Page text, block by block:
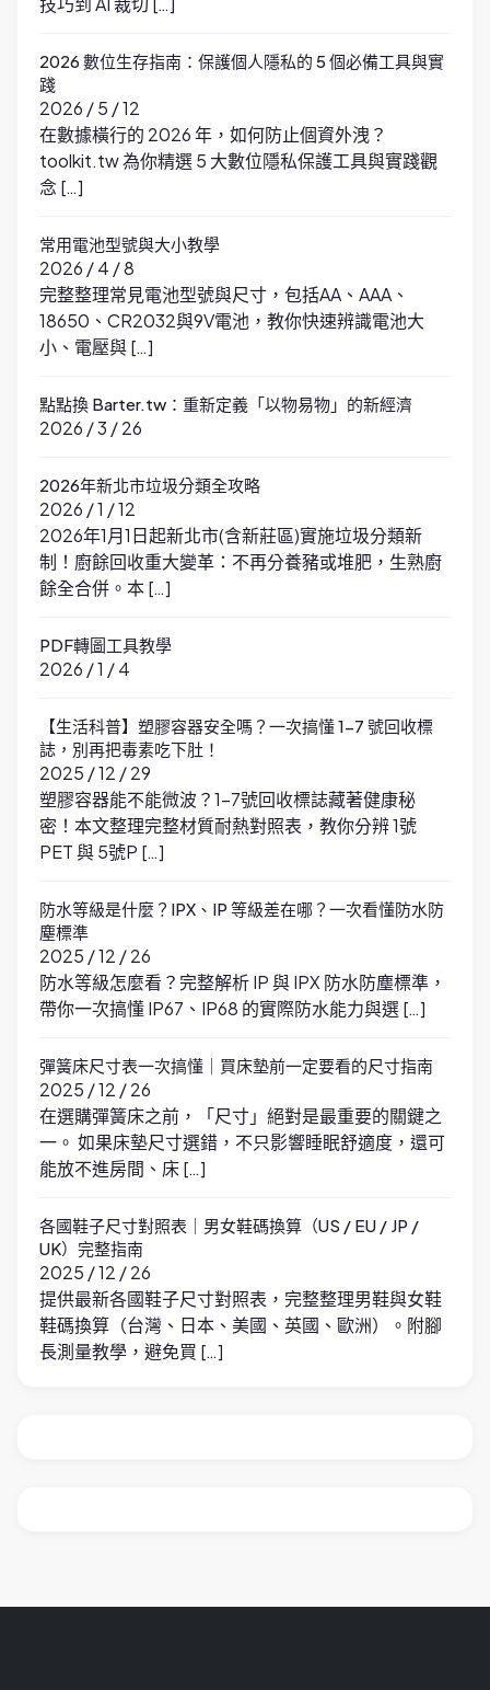
2026 數位生存指南：保護個人隱私的 5 個必備工具與實
踐
2026 / 5 / 12
在數據橫行的 2026 年，如何防止個資外洩？
toolkit.tw 為你精選 5 大數位隱私保護工具與實踐觀
念 […]
常用電池型號與大小教學
2026 / 4 / 8
完整整理常見電池型號與尺寸，包括AA、AAA、
18650、CR2032與9V電池，教你快速辨識電池大
小、電壓與 […]
點點換 Barter.tw：重新定義「以物易物」的新經濟
2026 / 3 / 26
2026年新北市垃圾分類全攻略
2026 / 1 / 12
2026年1月1日起新北市(含新莊區)實施垃圾分類新
制！廚餘回收重大變革：不再分養豬或堆肥，生熟廚
餘全合併。本 […]
PDF轉圖工具教學
2026 / 1 / 4
【生活科普】塑膠容器安全嗎？一次搞懂 1-7 號回收標
誌，別再把毒素吃下肚！
2025 / 12 / 29
塑膠容器能不能微波？1-7號回收標誌藏著健康秘
密！本文整理完整材質耐熱對照表，教你分辨 1號
PET 與 5號P […]
防水等級是什麼？IPX、IP 等級差在哪？一次看懂防水防
塵標準
2025 / 12 / 26
防水等級怎麼看？完整解析 IP 與 IPX 防水防塵標準，
帶你一次搞懂 IP67、IP68 的實際防水能力與選 […]
彈簧床尺寸表一次搞懂｜買床墊前一定要看的尺寸指南
2025 / 12 / 26
在選購彈簧床之前，「尺寸」絕對是最重要的關鍵之
一。 如果床墊尺寸選錯，不只影響睡眠舒適度，還可
能放不進房間、床 […]
各國鞋子尺寸對照表｜男女鞋碼換算（US / EU / JP /
UK）完整指南
2025 / 12 / 26
提供最新各國鞋子尺寸對照表，完整整理男鞋與女鞋
鞋碼換算（台灣、日本、美國、英國、歐洲）。附腳
長測量教學，避免買 […]